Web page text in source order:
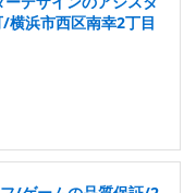
横浜市西区南幸2丁目